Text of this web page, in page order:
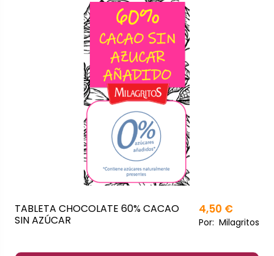
TABLETA CHOCOLATE 60% CACAO
SIN AZÚCAR
4,50 €
Por: Milagritos